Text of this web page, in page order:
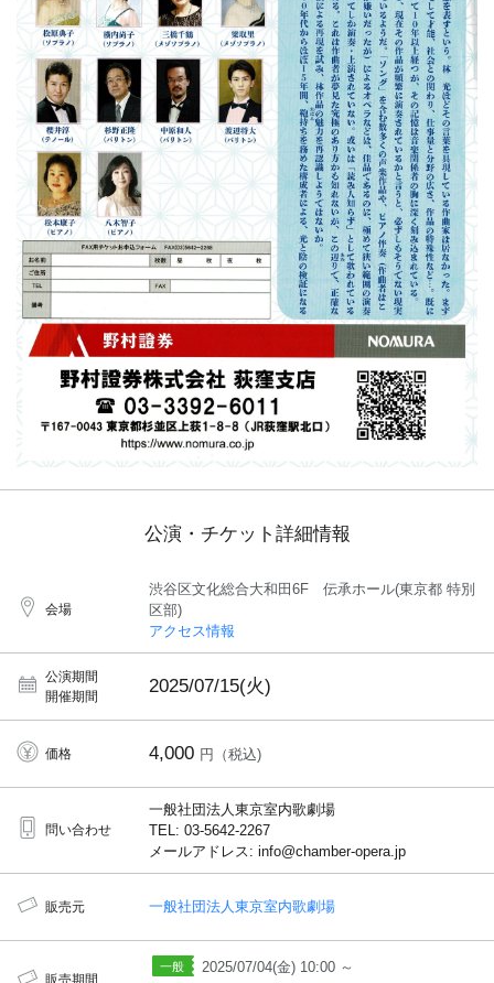
公演・チケット詳細情報
会場
渋谷区文化総合大和田6F 伝承ホール(東京都 特別
区部)
アクセス情報
公演期間
開催期間
2025/07/15(火)
価格 4,000 円（税込)
問い合わせ
一般社団法人東京室内歌劇場
TEL: 03-5642-2267
メールアドレス: info@chamber-opera.jp
販売元 一般社団法人東京室内歌劇場
2025/07/04(金) 10:00 ～